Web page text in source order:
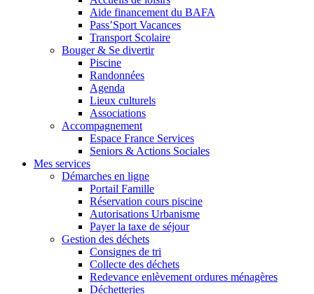
Aide financement du BAFA
Pass’Sport Vacances
Transport Scolaire
Bouger & Se divertir
Piscine
Randonnées
Agenda
Lieux culturels
Associations
Accompagnement
Espace France Services
Seniors & Actions Sociales
Mes services
Démarches en ligne
Portail Famille
Réservation cours piscine
Autorisations Urbanisme
Payer la taxe de séjour
Gestion des déchets
Consignes de tri
Collecte des déchets
Redevance enlèvement ordures ménagères
Déchetteries